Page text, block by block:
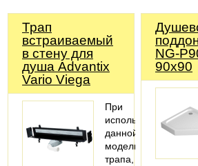
Трап
встраиваемый
в стену для
душа Advantix
Vario Viega
При
использовании
данной
модели
трапа,
NG-
90x90